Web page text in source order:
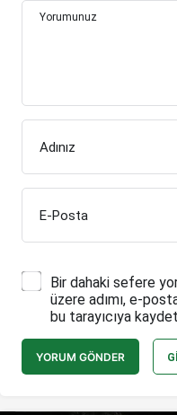
Yorumunuz
Adınız
E-Posta
Bir dahaki sefere
üzere adımı, e-
bu tarayıcıya
YORUM GÖNDER